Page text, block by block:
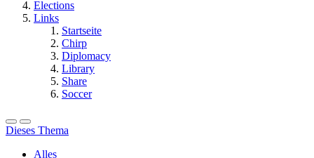
Elections
Links
Startseite
Chirp
Diplomacy
Library
Share
Soccer
Dieses Thema
Alles